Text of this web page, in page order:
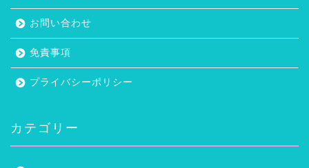
お問い合わせ
免責事項
プライバシーポリシー
カテゴリー